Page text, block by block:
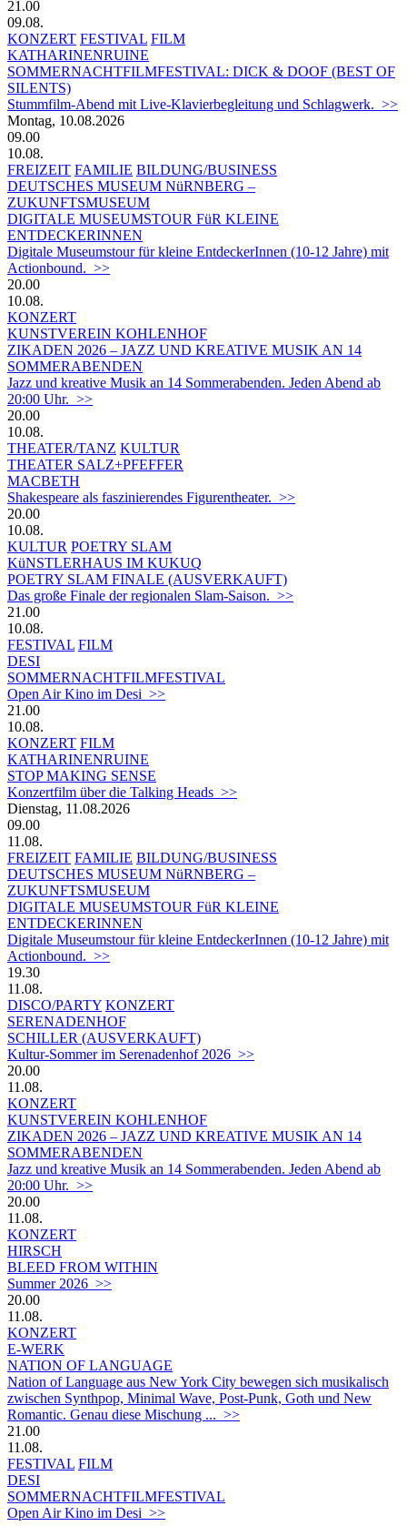
21.00
09.08.
KONZERT FESTIVAL FILM
KATHARINENRUINE
SOMMERNACHTFILMFESTIVAL: DICK & DOOF (BEST OF
SILENTS)
Stummfilm-Abend mit Live-Klavierbegleitung und Schlagwerk. >>
Montag, 10.08.2026
09.00
10.08.
FREIZEIT FAMILIE BILDUNG/BUSINESS
DEUTSCHES MUSEUM NüRNBERG –
ZUKUNFTSMUSEUM
DIGITALE MUSEUMSTOUR FüR KLEINE
ENTDECKERINNEN
Digitale Museumstour für kleine EntdeckerInnen (10-12 Jahre) mit
Actionbound. >>
20.00
10.08.
KONZERT
KUNSTVEREIN KOHLENHOF
ZIKADEN 2026 – JAZZ UND KREATIVE MUSIK AN 14
SOMMERABENDEN
Jazz und kreative Musik an 14 Sommerabenden. Jeden Abend ab
20:00 Uhr. >>
20.00
10.08.
THEATER/TANZ KULTUR
THEATER SALZ+PFEFFER
MACBETH
Shakespeare als faszinierendes Figurentheater. >>
20.00
10.08.
KULTUR POETRY SLAM
KüNSTLERHAUS IM KUKUQ
POETRY SLAM FINALE (AUSVERKAUFT)
Das große Finale der regionalen Slam-Saison. >>
21.00
10.08.
FESTIVAL FILM
DESI
SOMMERNACHTFILMFESTIVAL
Open Air Kino im Desi >>
21.00
10.08.
KONZERT FILM
KATHARINENRUINE
STOP MAKING SENSE
Konzertfilm über die Talking Heads >>
Dienstag, 11.08.2026
09.00
11.08.
FREIZEIT FAMILIE BILDUNG/BUSINESS
DEUTSCHES MUSEUM NüRNBERG –
ZUKUNFTSMUSEUM
DIGITALE MUSEUMSTOUR FüR KLEINE
ENTDECKERINNEN
Digitale Museumstour für kleine EntdeckerInnen (10-12 Jahre) mit
Actionbound. >>
19.30
11.08.
DISCO/PARTY KONZERT
SERENADENHOF
SCHILLER (AUSVERKAUFT)
Kultur-Sommer im Serenadenhof 2026 >>
20.00
11.08.
KONZERT
KUNSTVEREIN KOHLENHOF
ZIKADEN 2026 – JAZZ UND KREATIVE MUSIK AN 14
SOMMERABENDEN
Jazz und kreative Musik an 14 Sommerabenden. Jeden Abend ab
20:00 Uhr. >>
20.00
11.08.
KONZERT
HIRSCH
BLEED FROM WITHIN
Summer 2026 >>
20.00
11.08.
KONZERT
E-WERK
NATION OF LANGUAGE
Nation of Language aus New York City bewegen sich musikalisch
zwischen Synthpop, Minimal Wave, Post-Punk, Goth und New
Romantic. Genau diese Mischung ... >>
21.00
11.08.
FESTIVAL FILM
DESI
SOMMERNACHTFILMFESTIVAL
Open Air Kino im Desi >>